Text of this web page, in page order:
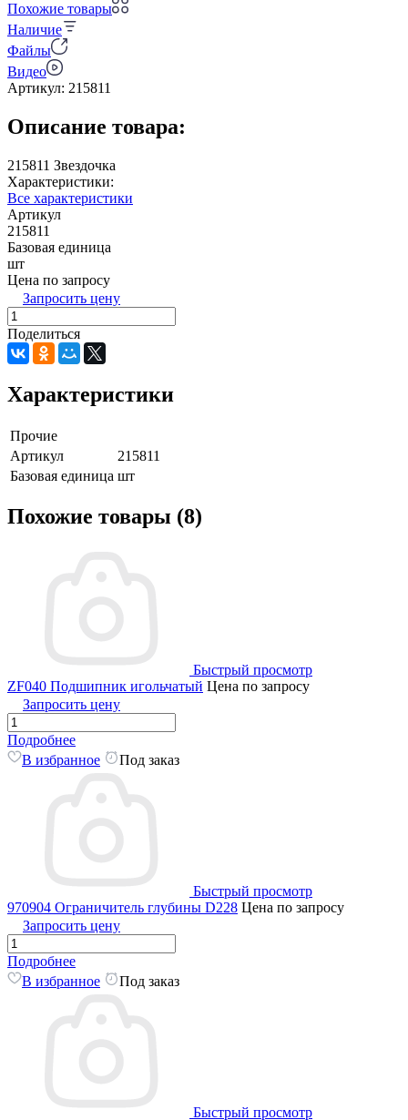
Похожие товары
Наличие
Файлы
Видео
Артикул: 215811
Описание товара:
215811 Звездочка
Характеристики:
Все характеристики
Артикул
215811
Базовая единица
шт
Цена по запросу
Запросить цену
Поделиться
Характеристики
Прочие
Артикул
215811
Базовая единица шт
Похожие товары (8)
Быстрый просмотр
ZF040 Подшипник игольчатый Цена по запросу
Запросить цену
Подробнее
В избранное
Под заказ
Быстрый просмотр
970904 Ограничитель глубины D228 Цена по запросу
Запросить цену
Подробнее
В избранное
Под заказ
Быстрый просмотр